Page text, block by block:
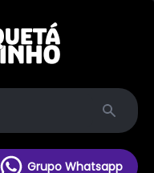
Search
Grupo Whatsapp